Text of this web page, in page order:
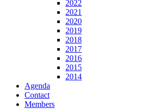
2022
2021
2020
2019
2018
2017
2016
2015
2014
Agenda
Contact
Members